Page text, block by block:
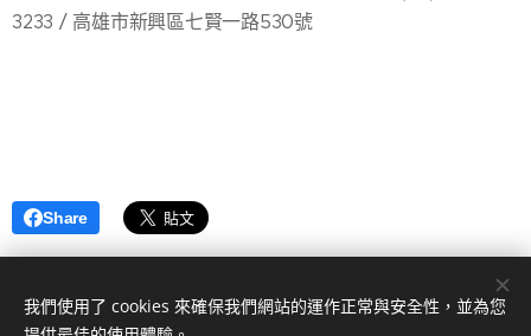
3233 / 高雄市新興區七賢一路530號
Share
我們使用了 cookies 來確保我們網站的運作正常與安全性，並為您